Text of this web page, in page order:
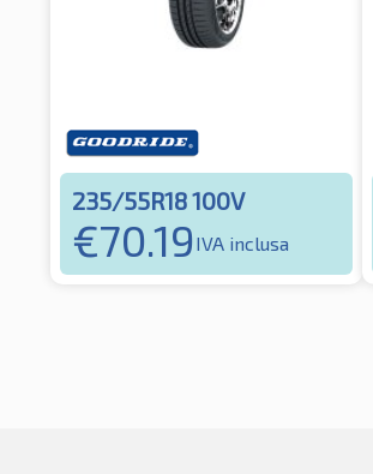
235/55R18 100V
€70.19IVA inclusa